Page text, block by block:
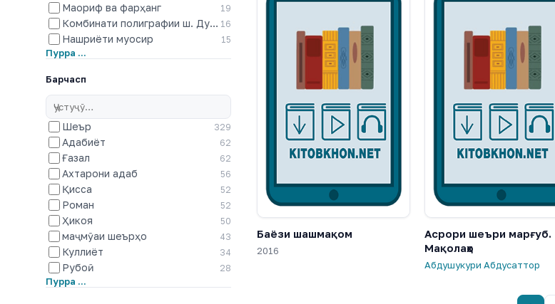
Маориф ва фарҳанг 19
Комбинати полиграфии ш. Душанбе 16
Нашриёти муосир 15
Пурра …
Барчасп
Шеър 329
Адабиёт 62
Ғазал 62
Ахтарони адаб 56
Қисса 52
Роман 52
Ҳикоя 50
маҷмӯаи шеърҳо 43
Куллиёт 34
Рубоӣ 28
Пурра …
Баёзи шашмақом
2016
Асрори шеъри марғуб.
Мақолаҳо
Абдушукури Абдусаттор